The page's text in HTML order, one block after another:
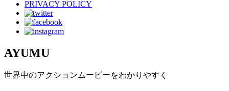
PRIVACY POLICY
AYUMU
世界中のアクションムービーをわかりやすく